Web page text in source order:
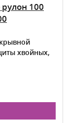
100
хвойных,